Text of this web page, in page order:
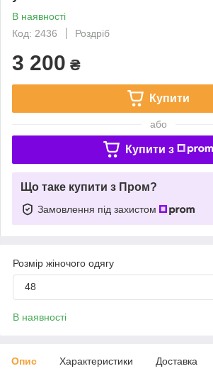
В наявності
Код: 2436
Роздріб
3 200 ₴
Купити
або
Купити з
Що таке купити з Пром?
Замовлення під захистом
Розмір жіночого одягу
48
В наявності
Опис Характеристики Доставка